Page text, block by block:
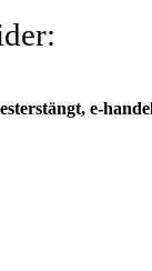
e-